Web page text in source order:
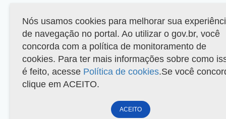
Nós usamos cookies para melhorar sua
de navegação no portal. Ao utilizar o gov.br, você
concorda com a política de monitoramento de
cookies. Para ter mais informações sobre como
é feito, acesse Política de cookies.Se você
clique em ACEITO.
ACEITO